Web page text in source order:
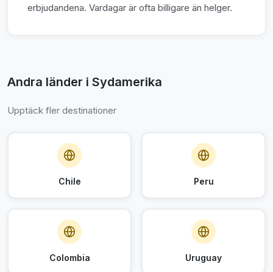
erbjudandena. Vardagar är ofta billigare än helger.
Andra länder i Sydamerika
Upptäck fler destinationer
Chile Peru
Colombia Uruguay